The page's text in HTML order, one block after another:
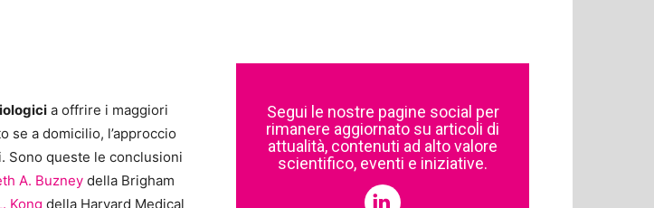
a offrire i maggiori
se a domicilio, l’approccio
Sono queste le conclusioni
A. Buzney della Brigham
Kong della Harvard Medical
Segui le nostre pagine social per
rimanere aggiornato su articoli di
attualità, contenuti ad alto valore
scientifico, eventi e iniziative.